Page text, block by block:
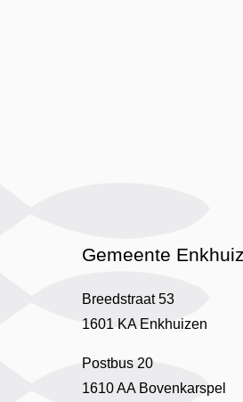
Gemeente
Breedstraat 53
1601 KA Enkhuizen
Postbus 20
1610 AA Bovenkarspel